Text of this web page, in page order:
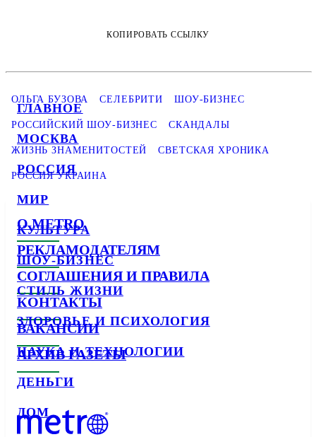
ГЛАВНОЕ
МОСКВА
РОССИЯ
МИР
КУЛЬТУРА
ШОУ-БИЗНЕС
СТИЛЬ ЖИЗНИ
ЗДОРОВЬЕ И ПСИХОЛОГИЯ
НАУКА И ТЕХНОЛОГИИ
ДЕНЬГИ
ДОМ
КОПИРОВАТЬ ССЫЛКУ
ОЛЬГА БУЗОВА СЕЛЕБРИТИ ШОУ-БИЗНЕС
РОССИЙСКИЙ ШОУ-БИЗНЕС СКАНДАЛЫ
ЖИЗНЬ ЗНАМЕНИТОСТЕЙ СВЕТСКАЯ ХРОНИКА
РОССИЯ УКРАИНА
О METRO
РЕКЛАМОДАТЕЛЯМ
СОГЛАШЕНИЯ И ПРАВИЛА
КОНТАКТЫ
ВАКАНСИИ
АРХИВ ГАЗЕТЫ